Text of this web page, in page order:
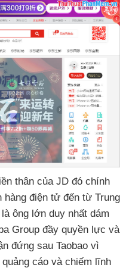
thân của JD đó chính
hàng điện tử đến từ Trung
ông lớn duy nhất dám
Group đầy quyền lực và
đứng sau Taobao vì
cáo và chiếm lĩnh